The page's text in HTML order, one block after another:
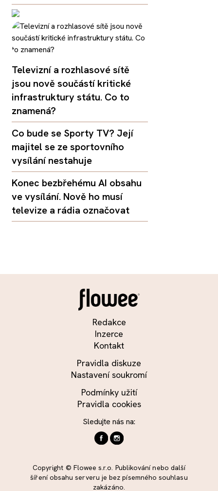
Televizní a rozhlasové sítě
jsou nově součástí kritické
infrastruktury státu. Co to
znamená?
Co bude se Sporty TV? Její
majitel se ze sportovního
vysílání nestahuje
Konec bezbřehému AI obsahu
ve vysílání. Nově ho musí
televize a rádia označovat
Redakce
Inzerce
Kontakt
Pravidla diskuze
Nastavení soukromí
Podmínky užití
Pravidla cookies
Sledujte nás na:
Copyright © Flowee s.r.o. Publikování nebo další
šíření obsahu serveru je bez písemného souhlasu
zakázáno.